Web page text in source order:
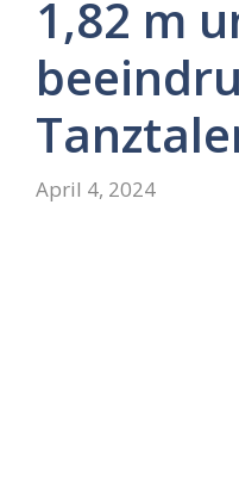
1,82 m
April 4, 2024